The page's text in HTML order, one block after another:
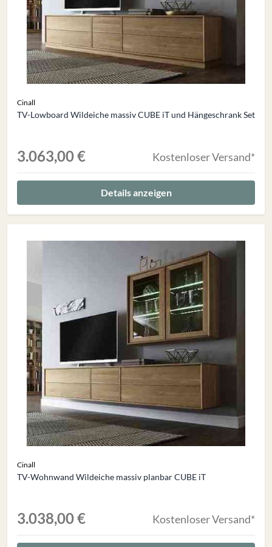
Cinall
TV-Lowboard Wildeiche massiv CUBE iT und Hängeschrank Set
3.063,00 € Kostenloser Versand*
Details anzeigen
Cinall
TV-Wohnwand Wildeiche massiv planbar CUBE iT
3.038,00 € Kostenloser Versand*